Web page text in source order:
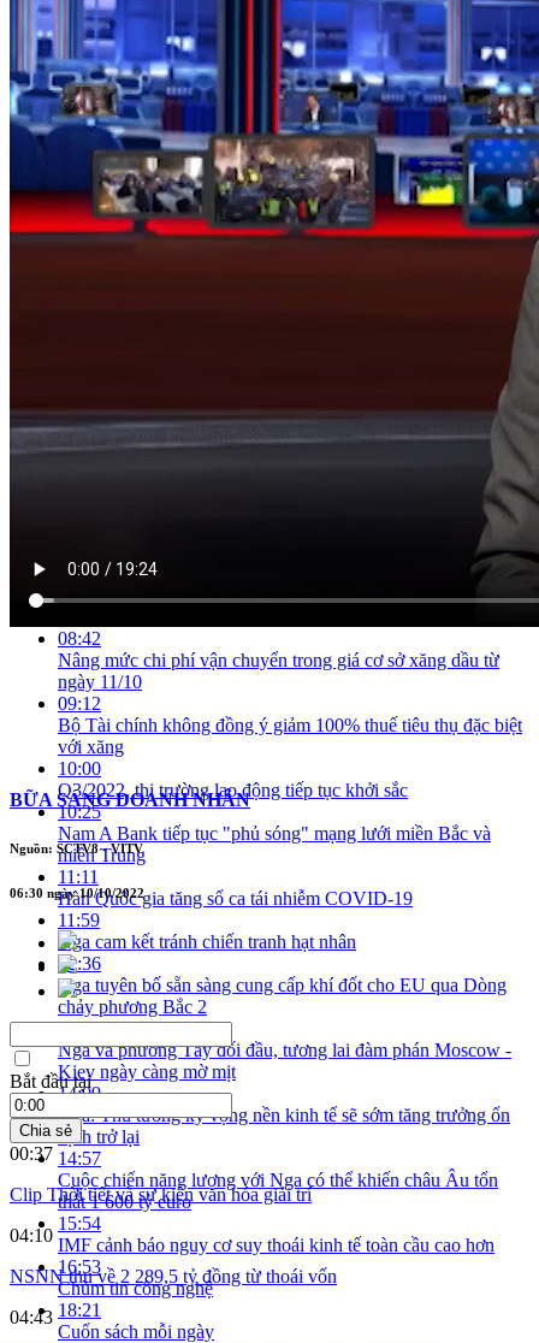
04:43
Thu ngân sách từ ngành thuế đạt gần 94% so với dự toán
AMRO: Năm 2022, tăng trưởng kinh tế Việt Nam đứng thứ 2
Việt Nam trở thành vùng an toàn kinh tế trong các nền kinh tế
mới nổi
06:38
08:42
Nâng mức chi phí vận chuyển trong giá cơ sở xăng dầu từ
ngày 11/10
09:12
Bộ Tài chính không đồng ý giảm 100% thuế tiêu thụ đặc biệt
với xăng
10:00
Q3/2022, thị trường lao động tiếp tục khởi sắc
10:25
Nam A Bank tiếp tục "phủ sóng" mạng lưới miền Bắc và
miền Trung
11:11
Hàn Quốc gia tăng số ca tái nhiễm COVID-19
11:59
Nga cam kết tránh chiến tranh hạt nhân
12:36
Nga tuyên bố sẵn sàng cung cấp khí đốt cho EU qua Dòng
chảy phương Bắc 2
13:25
Nga và phương Tây đối đầu, tương lai đàm phán Moscow -
Kiev ngày càng mờ mịt
14:09
Nga: Thủ tướng kỳ vọng nền kinh tế sẽ sớm tăng trưởng ổn
định trở lại
14:57
Cuộc chiến năng lượng với Nga có thể khiến châu Âu tổn
thất 1 600 tỷ euro
15:54
IMF cảnh báo nguy cơ suy thoái kinh tế toàn cầu cao hơn
16:53
Chùm tin công nghệ
18:21
Cuốn sách mỗi ngày
BỮA SÁNG DOANH NHÂN
Nguồn: SCTV8 - VITV
06:30 ngày 10/10/2022
Bắt đầu tại
Chia sẻ
00:37
Clip Thời tiết và sự kiện văn hóa giải trí
04:10
NSNN thu về 2 289,5 tỷ đồng từ thoái vốn
04:43